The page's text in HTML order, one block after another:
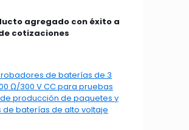
agregado con éxito a
cotizaciones